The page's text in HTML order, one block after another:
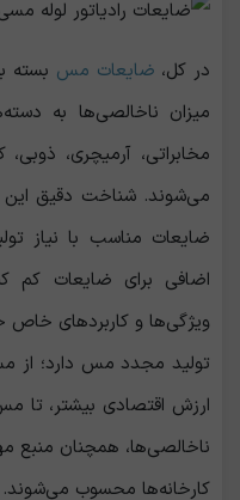
در کل، ضایعات مس بسته
میزان ناخالصی‌ها به
مخابراتی، آرمیچری،
می‌شوند. شناخت دقیق این
ضایعات مناسب با نیاز
اضافی برای ضایعات کم
ویژگی‌ها و کاربردهای
تولید مجدد مس دارد؛ از
ارزش اقتصادی بیشتر، تا
ناخالصی‌ها، همچنان منبع
کارخانه‌ها محسوب می‌شوند.